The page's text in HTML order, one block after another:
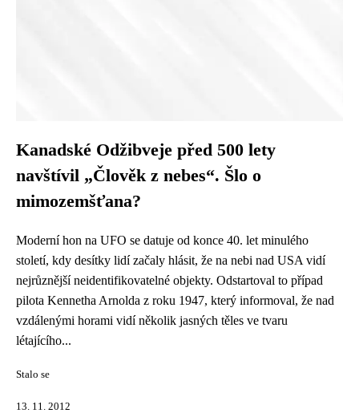
Kanadské Odžibveje před 500 lety
navštívil „Člověk z nebes“. Šlo o
mimozemšťana?
Moderní hon na UFO se datuje od konce 40. let minulého
století, kdy desítky lidí začaly hlásit, že na nebi nad USA vidí
nejrůznější neidentifikovatelné objekty. Odstartoval to případ
pilota Kennetha Arnolda z roku 1947, který informoval, že nad
vzdálenými horami vidí několik jasných těles ve tvaru
létajícího...
Stalo se
13. 11. 2012